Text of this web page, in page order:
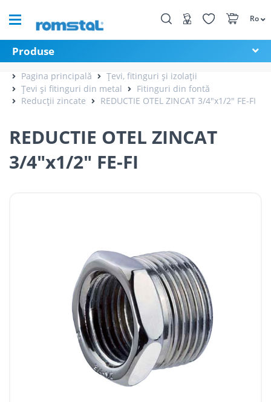
Ro
Produse
Pagina principală
Țevi, fitinguri și izolații
Țevi și fitinguri din metal
Fitinguri din fontă
Reducții zincate
REDUCTIE OTEL ZINCAT 3/4"x1/2" FE-FI
REDUCTIE OTEL ZINCAT
3/4"x1/2" FE-FI